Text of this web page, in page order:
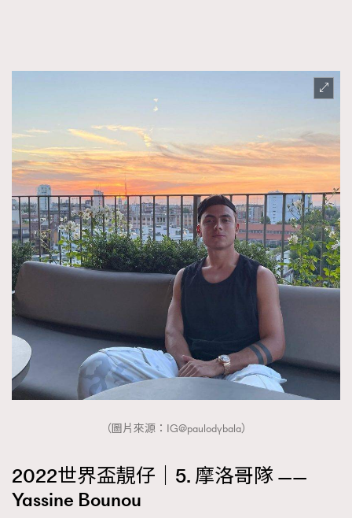
（圖片來源：IG@paulodybala）
2022世界盃靚仔｜5. 摩洛哥隊 ——
Yassine Bounou